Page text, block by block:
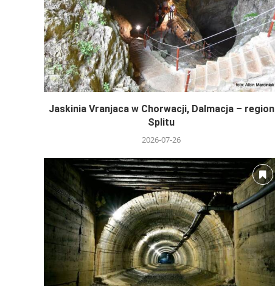
Jaskinia Vranjaca w Chorwacji, Dalmacja – region
Splitu
2026-07-26